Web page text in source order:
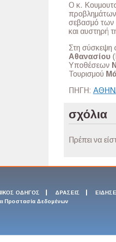
Ο κ.
προβλημάτων
σεβασμό των
και αυστηρή
Στη σύσκεψη
Αθανασίου
Υποθέσεων
Τουρισμού
ΠΗΓΗ:
σχόλια
Πρέπει να
ΟΔΗΓΟΣ ΔΡΑΣΕΙΣ
Προστασία Δεδομένων